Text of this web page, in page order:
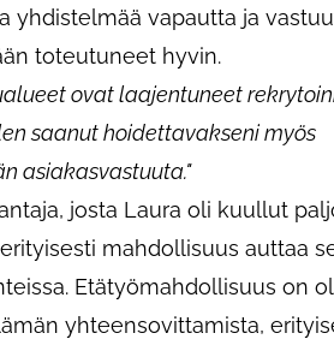
yhdistelmää vapautta ja
toteutuneet hyvin.
ovat laajentuneet
saanut hoidettavakseni myös
asiakasvastuuta."
josta Laura oli kuullut
mahdollisuus auttaa
Etätyömahdollisuus on
yhteensovittamista,